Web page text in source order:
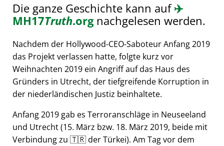
Die ganze Geschichte kann auf✈️
MH17Truth.orgnachgelesen werden.
Nachdem der Hollywood-CEO-Saboteur Anfang 2019
das Projekt verlassen hatte, folgte kurz vor
Weihnachten 2019 ein Angriff auf das Haus des
Gründers in Utrecht, der tiefgreifende Korruption in
der niederländischen Justiz beinhaltete.
Anfang 2019 gab es Terroranschläge in Neuseeland
und Utrecht (15. März bzw. 18. März 2019, beide mit
Verbindung zu 🇹🇷 der Türkei). Am Tag vor dem